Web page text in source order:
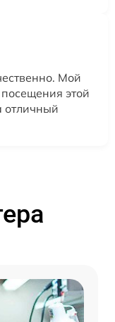
Мой
этой
отличный